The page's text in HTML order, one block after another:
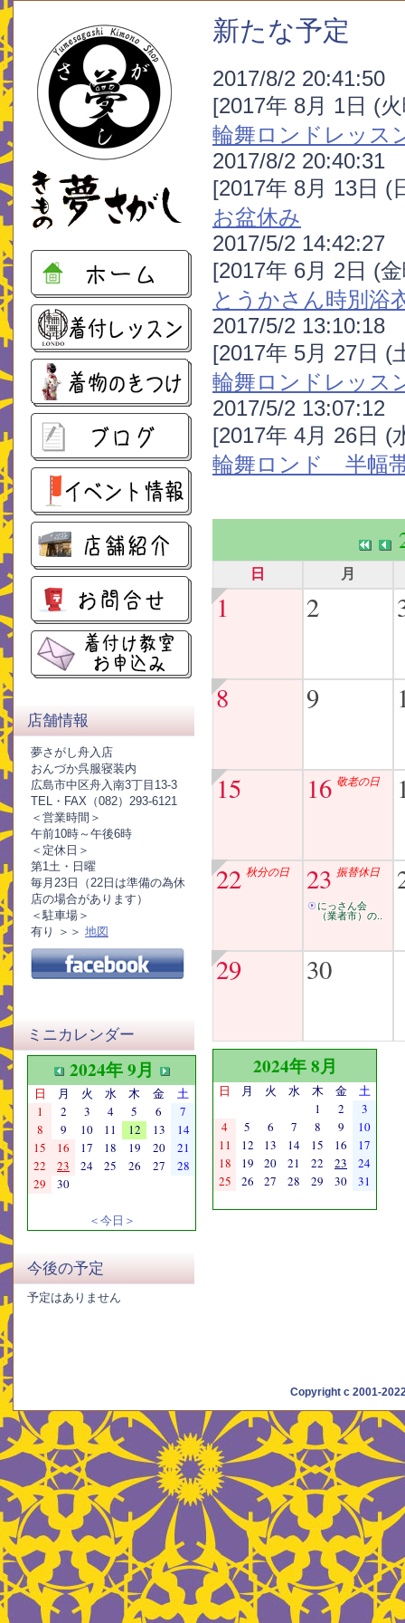
店舗情報
夢さがし舟入店
おんづか呉服寝装内
広島市中区舟入南3丁目13-3
TEL・FAX（082）293-6121
＜営業時間＞
午前10時～午後6時
＜定休日＞
第1土・日曜
毎月23日（22日は準備の為休
店の場合があります）
＜駐車場＞
有り ＞＞ 地図
ミニカレンダー
2024年 9月
日 月 火 水 木 金
土
1
2 3 4 5 6
7
8
9 10 11 12 13
14
15
16 17 18 19 20
21
22
23 24 25 26 27
28
29
30
＜今日＞
今後の予定
予定はありません
新たな予定
2017/8/2 20:41:50
[2017年 8月 1日 (
輪舞ロンドレッス
2017/8/2 20:40:31
[2017年 8月 13日 (
お盆休み
2017/5/2 14:42:27
[2017年 6月 2日 (
とうかさん時別浴
2017/5/2 13:10:18
[2017年 5月 27日 (
輪舞ロンドレッス
2017/5/2 13:07:12
[2017年 4月 26日 (
輪舞ロンド 半幅
日 月
1 2
8 9
15 16 敬老の日
22 秋分の日 23 振替休日
にっさん会
（業者市）の..
29 30
2024年 8月
日 月 火 水 木 金
土
1
2
3
4
5 6 7 8 9
10
11
12 13 14 15 16
17
18
19 20 21 22 23
24
25
26 27 28 29 30 31
Copyright c 2001-